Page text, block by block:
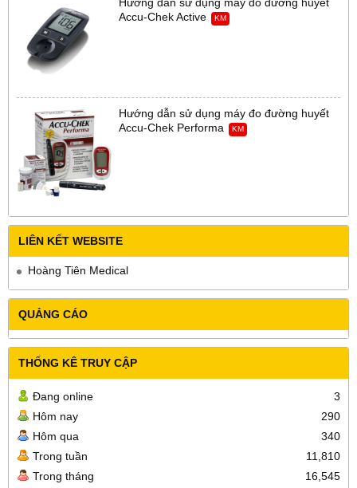
Accu-Chek Active
KM
Hướng dẫn sử dụng máy đo đường huyết
Accu-Chek Performa
KM
LIÊN KẾT WEBSITE
Hoàng Tiên Medical
QUẢNG CÁO
THỐNG KÊ TRUY CẬP
Đang online
3
Hôm nay
290
Hôm qua
340
Trong tuần
11,810
Trong tháng
16,545